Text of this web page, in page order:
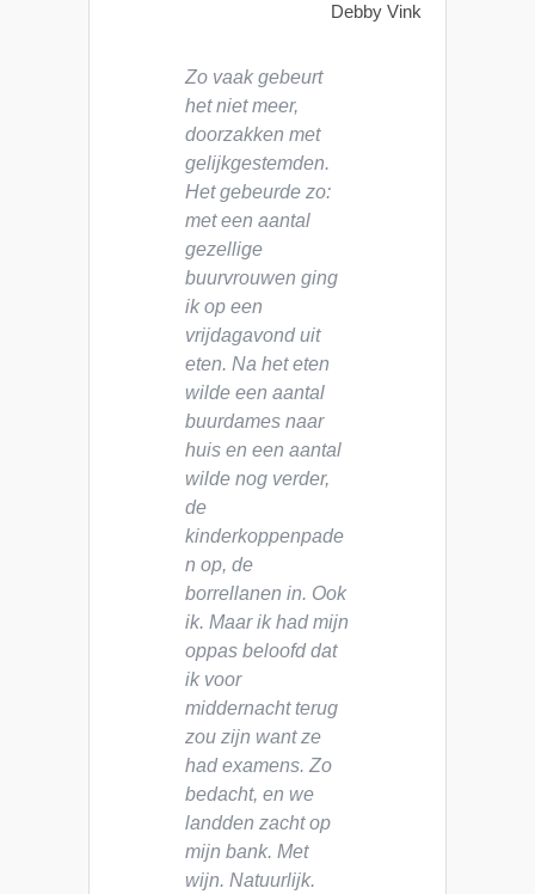
Debby Vink
Zo vaak gebeurt
het niet meer,
doorzakken met
gelijkgestemden.
Het gebeurde zo:
met een aantal
gezellige
buurvrouwen ging
ik op een
vrijdagavond uit
eten. Na het eten
wilde een aantal
buurdames naar
huis en een aantal
wilde nog verder,
de
kinderkoppenpade
n op, de
borrellanen in. Ook
ik. Maar ik had mijn
oppas beloofd dat
ik voor
middernacht terug
zou zijn want ze
had examens. Zo
bedacht, en we
landden zacht op
mijn bank. Met
wijn. Natuurlijk.